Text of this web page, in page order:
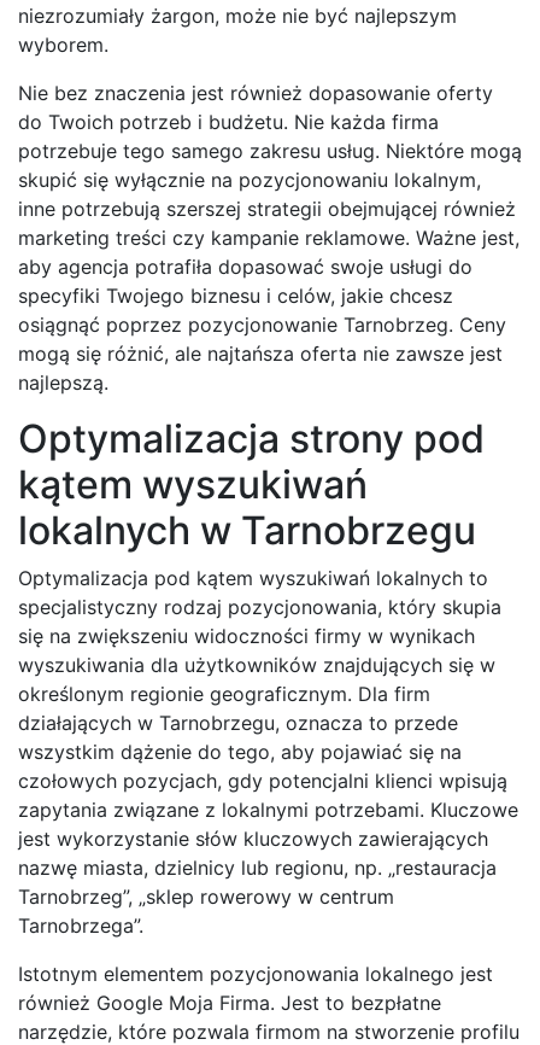
niezrozumiały żargon, może nie być najlepszym
wyborem.
Nie bez znaczenia jest również dopasowanie oferty
do Twoich potrzeb i budżetu. Nie każda firma
potrzebuje tego samego zakresu usług. Niektóre mogą
skupić się wyłącznie na pozycjonowaniu lokalnym,
inne potrzebują szerszej strategii obejmującej również
marketing treści czy kampanie reklamowe. Ważne jest,
aby agencja potrafiła dopasować swoje usługi do
specyfiki Twojego biznesu i celów, jakie chcesz
osiągnąć poprzez pozycjonowanie Tarnobrzeg. Ceny
mogą się różnić, ale najtańsza oferta nie zawsze jest
najlepszą.
Optymalizacja strony pod
kątem wyszukiwań
lokalnych w Tarnobrzegu
Optymalizacja pod kątem wyszukiwań lokalnych to
specjalistyczny rodzaj pozycjonowania, który skupia
się na zwiększeniu widoczności firmy w wynikach
wyszukiwania dla użytkowników znajdujących się w
określonym regionie geograficznym. Dla firm
działających w Tarnobrzegu, oznacza to przede
wszystkim dążenie do tego, aby pojawiać się na
czołowych pozycjach, gdy potencjalni klienci wpisują
zapytania związane z lokalnymi potrzebami. Kluczowe
jest wykorzystanie słów kluczowych zawierających
nazwę miasta, dzielnicy lub regionu, np. „restauracja
Tarnobrzeg”, „sklep rowerowy w centrum
Tarnobrzega”.
Istotnym elementem pozycjonowania lokalnego jest
również Google Moja Firma. Jest to bezpłatne
narzędzie, które pozwala firmom na stworzenie profilu